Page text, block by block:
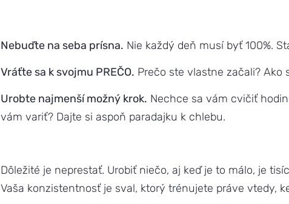
Nebuďte na seba prísna. Nie každý deň musí byť 100%.
Vráťte sa k svojmu PREČO. Prečo ste vlastne začali?
Urobte najmenší možný krok. Nechce sa vám cvičiť
vám variť? Dajte si aspoň paradajku k chlebu.
Dôležité je neprestať. Urobiť niečo, aj keď je to málo, je
Vaša konzistentnosť je sval, ktorý trénujete práve vtedy,